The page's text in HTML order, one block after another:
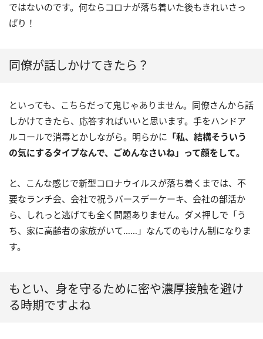
ではないのです。何ならコロナが落ち着いた後もきれいさっ
ぱり！
同僚が話しかけてきたら？
といっても、こちらだって鬼じゃありません。同僚さんから話
しかけてきたら、応答すればいいと思います。手をハンドア
ルコールで消毒とかしながら。明らかに 「私、結構そういう
の気にするタイプなんで、ごめんなさいね」って顔をして。
と、こんな感じで新型コロナウイルスが落ち着くまでは、不
要なランチ会、会社で祝うバースデーケーキ、会社の部活か
ら、しれっと逃げても全く問題ありません。ダメ押しで「う
ち、家に高齢者の家族がいて……」なんてのもけん制になりま
す。
もとい、身を守るために密や濃厚接触を避け
る時期ですよね